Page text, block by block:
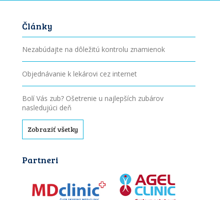
Články
Nezabúdajte na dôležitú kontrolu znamienok
Objednávanie k lekárovi cez internet
Bolí Vás zub? Ošetrenie u najlepších zubárov
nasledujúci deň
Zobraziť všetky
Partneri